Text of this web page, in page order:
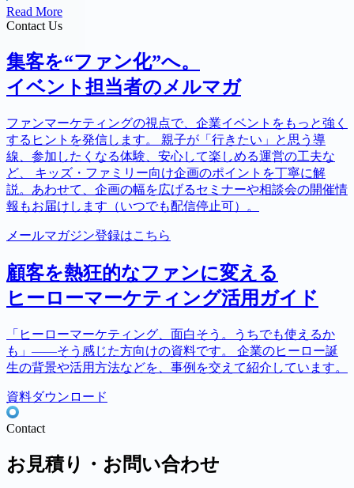
Read More
Contact Us
集客を“ファン化”へ。
イベント担当者のメルマガ
ファンマーケティングの視点で、企業イベントをもっと強く
するヒントを発信します。 親子が「行きたい」と思う導
線、参加したくなる体験、安心して楽しめる運営の工夫な
ど、 キッズ・ファミリー向け企画のポイントを丁寧に解
説。あわせて、企画の幅を広げるセミナーや相談会の開催情
報もお届けします（いつでも配信停止可）。
メールマガジン登録はこちら
顧客を熱狂的なファンに変える
ヒーローマーケティング活用ガイド
「ヒーローマーケティング、面白そう。うちでも使えるか
も」――そう感じた方向けの資料です。 企業のヒーロー誕
生の背景や活用方法などを、事例を交えて紹介しています。
資料ダウンロード
Contact
お見積り・お問い合わせ